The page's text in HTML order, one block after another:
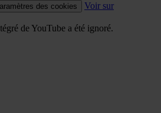
des cookies
Voir sur
de YouTube a été ignoré.